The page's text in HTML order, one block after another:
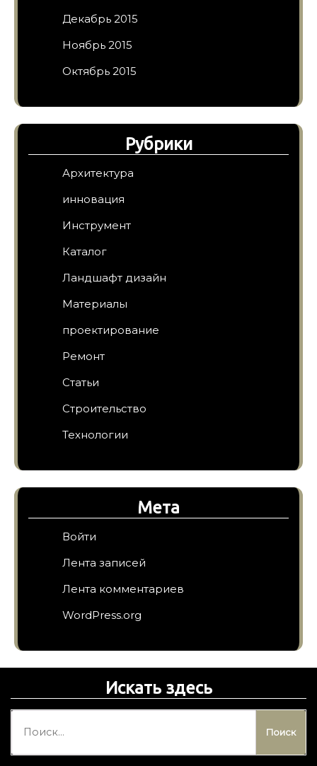
Декабрь 2015
Ноябрь 2015
Октябрь 2015
Рубрики
Архитектура
инновация
Инструмент
Каталог
Ландшафт дизайн
Материалы
проектирование
Ремонт
Статьи
Строительство
Технологии
Мета
Войти
Лента записей
Лента комментариев
WordPress.org
Искать здесь
й